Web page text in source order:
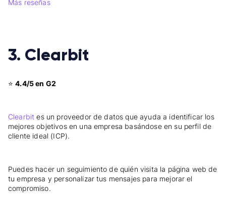
Más reseñas
3. Clearbit
⭐4.4/5 en G2
Clearbit es un proveedor de datos que ayuda a identificar los
mejores objetivos en una empresa basándose en su perfil de
cliente ideal (ICP).
Puedes hacer un seguimiento de quién visita la página web de
tu empresa y personalizar tus mensajes para mejorar el
compromiso.